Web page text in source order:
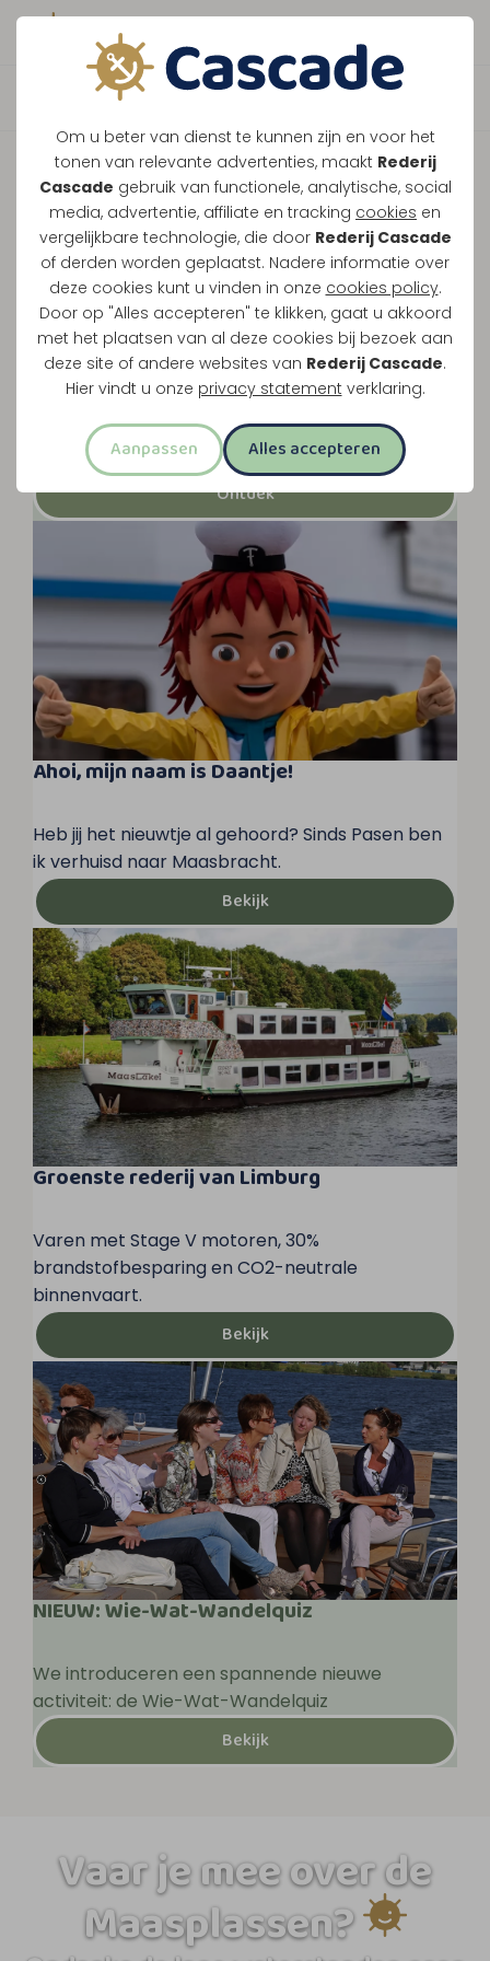
Om u beter van dienst te kunnen zijn en voor het
tonen van relevante advertenties, maakt Rederij
Cascade gebruik van functionele, analytische, social
media, advertentie, affiliate en tracking cookies en
vergelijkbare technologie, die door Rederij Cascade
of derden worden geplaatst. Nadere informatie over
deze cookies kunt u vinden in onze cookies policy.
Door op "Alles accepteren" te klikken, gaat u akkoord
met het plaatsen van al deze cookies bij bezoek aan
deze site of andere websites van Rederij Cascade.
Hier vindt u onze privacy statement verklaring.
Aanpassen Alles accepteren
Boek direct je vaart
Vernieuwde High Tea!
Stap aan boord voor een Luxe High Tea op de
Ontdek
Ahoi, mijn naam is Daantje!
Heb jij het nieuwtje al gehoord? Sinds Pasen ben
ik verhuisd naar Maasbracht.
Bekijk
Groenste rederij van Limburg
Varen met Stage V motoren, 30%
brandstofbesparing en CO2-neutrale
binnenvaart.
Bekijk
NIEUW: Wie-Wat-Wandelquiz
We introduceren een spannende nieuwe
activiteit: de Wie-Wat-Wandelquiz
Bekijk
Vaar je mee over de
Maasplassen?